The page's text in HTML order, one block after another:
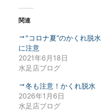
関連
"コロナ夏“のかくれ脱水
に注意
2021年6月18日
水足店ブログ
冬も注意！かくれ脱水
2026年1月6日
水足店ブログ